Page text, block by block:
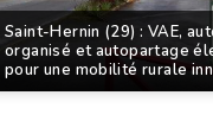
Saint-Hernin (29) : VAE,
organisé et autopartage
pour une mobilité rurale